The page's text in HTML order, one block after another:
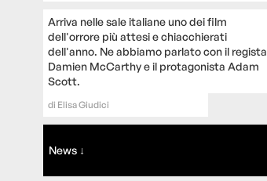
Arriva nelle sale italiane uno dei film
dell'orrore più attesi e chiacchierati
dell'anno. Ne abbiamo parlato con il regista
Damien McCarthy e il protagonista Adam
Scott.
di Elisa Giudici
News ↓